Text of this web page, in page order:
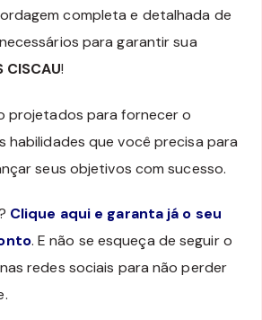
completa e detalhada de
para garantir sua
CISCAU!
projetados para fornecer o
habilidades que você precisa para
seus objetivos com sucesso.
Clique aqui e garanta já o seu
. E não se esqueça de seguir o
redes sociais para não perder